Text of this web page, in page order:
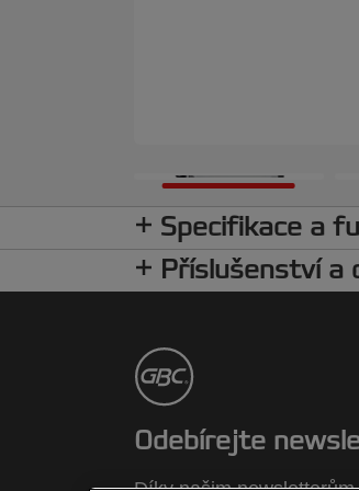
Specifikace a
Příslušenství a
Odebírejte